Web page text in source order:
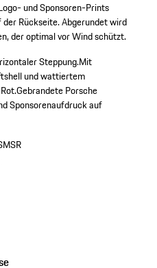
und Sponsoren-Prints
Rückseite. Abgerundet wird
der optimal vor Wind schützt.
Steppung.Mit
und wattiertem
Gebrandete Porsche
Sponsorenaufdruck auf